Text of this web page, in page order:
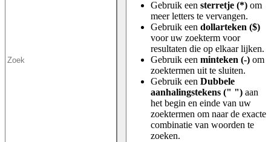
Gebruik een sterretje (*) om
meer letters te vervangen.
Gebruik een dollarteken ($)
voor uw zoekterm voor
resultaten die op elkaar lijken.
Gebruik een minteken (-) om
zoektermen uit te sluiten.
Gebruik een Dubbele
aanhalingstekens (" ") aan
het begin en einde van uw
zoektermen om naar de exacte
combinatie van woorden te
zoeken.